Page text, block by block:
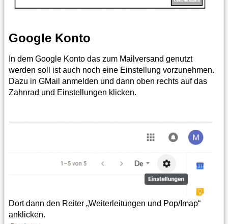
Google Konto
In dem Google Konto das zum Mailversand genutzt
werden soll ist auch noch eine Einstellung vorzunehmen.
Dazu in GMail anmelden und dann oben rechts auf das
Zahnrad und Einstellungen klicken.
Dort dann den Reiter „Weiterleitungen und Pop/Imap“
anklicken.